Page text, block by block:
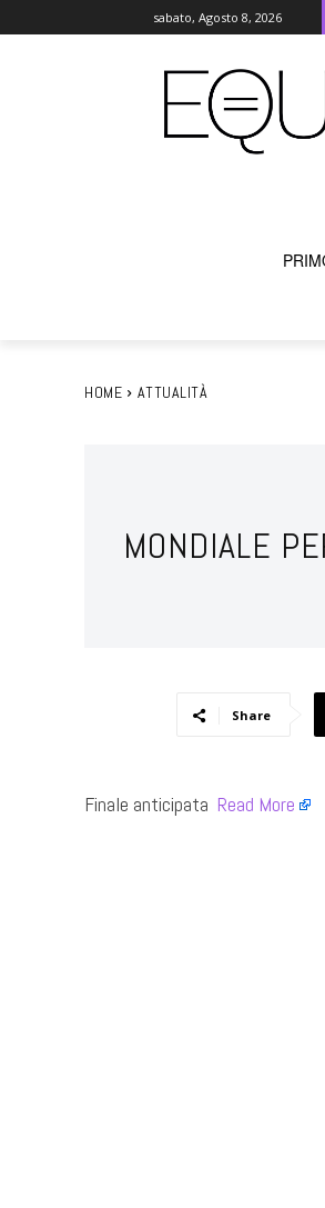
sabato, Agosto 8, 2026
HOME ATTUALITÀ
MONDIALE
Share
Finale anticipata ​ Read More